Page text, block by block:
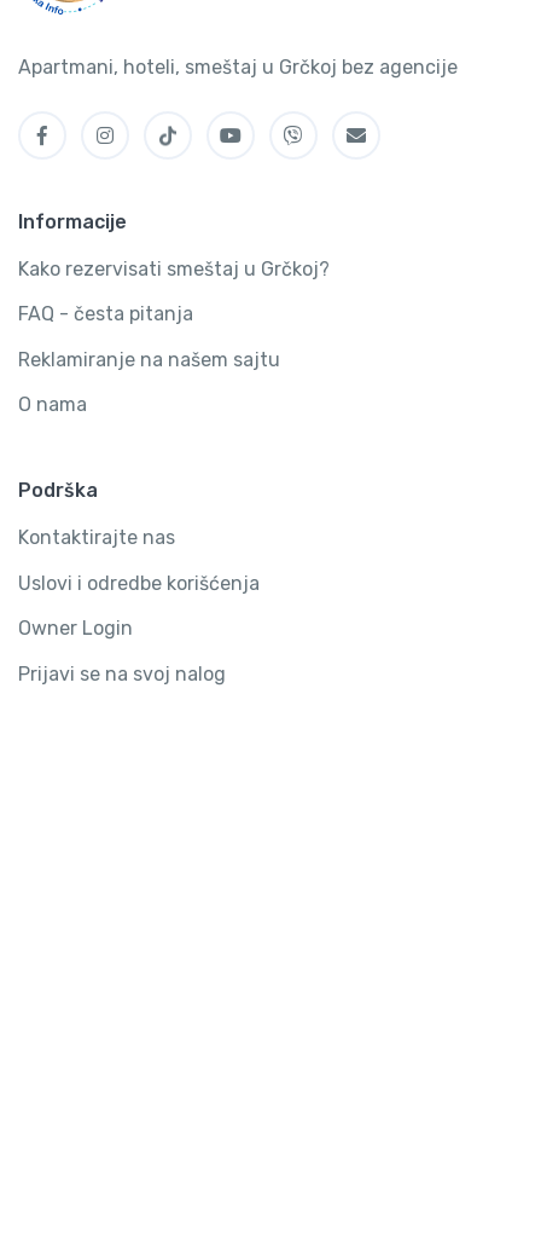
Apartmani, hoteli, smeštaj u Grčkoj bez agencije
Informacije
Kako rezervisati smeštaj u Grčkoj?
FAQ - česta pitanja
Reklamiranje na našem sajtu
O nama
Podrška
Kontaktirajte nas
Uslovi i odredbe korišćenja
Owner Login
Prijavi se na svoj nalog